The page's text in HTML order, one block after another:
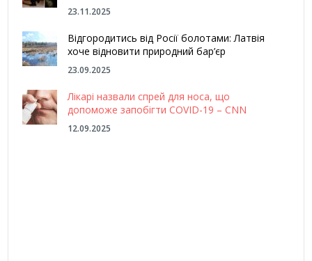
23.11.2025
Відгородитись від Росії болотами: Латвія
хоче відновити природний бар’єр
23.09.2025
Лікарі назвали спрей для носа, що
допоможе запобігти COVID-19 – CNN
12.09.2025